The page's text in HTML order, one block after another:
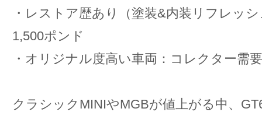
・レストア歴あり（塗装&内装リフレッ
1,500ポンド
・オリジナル度高い車両：コレクター需
クラシックMINIやMGBが値上がる中、